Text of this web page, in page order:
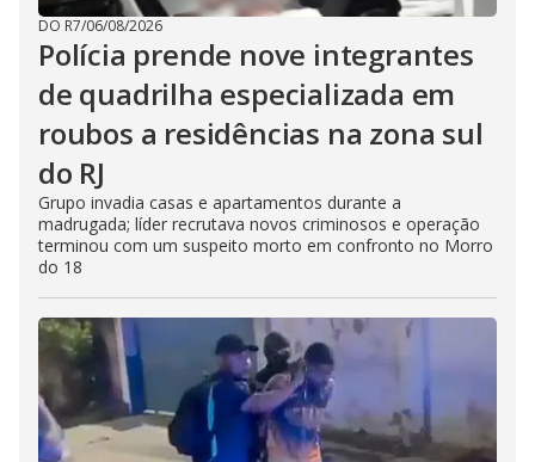
DO R7/06/08/2026
Polícia prende nove integrantes
de quadrilha especializada em
roubos a residências na zona sul
do RJ
Grupo invadia casas e apartamentos durante a
madrugada; líder recrutava novos criminosos e operação
terminou com um suspeito morto em confronto no Morro
do 18